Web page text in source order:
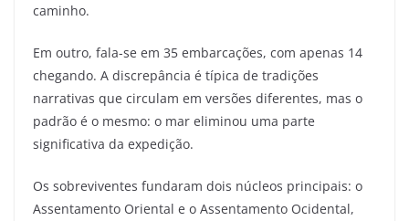
caminho.
Em outro, fala-se em 35 embarcações, com apenas 14
chegando. A discrepância é típica de tradições
narrativas que circulam em versões diferentes, mas o
padrão é o mesmo: o mar eliminou uma parte
significativa da expedição.
Os sobreviventes fundaram dois núcleos principais: o
Assentamento Oriental e o Assentamento Ocidental,